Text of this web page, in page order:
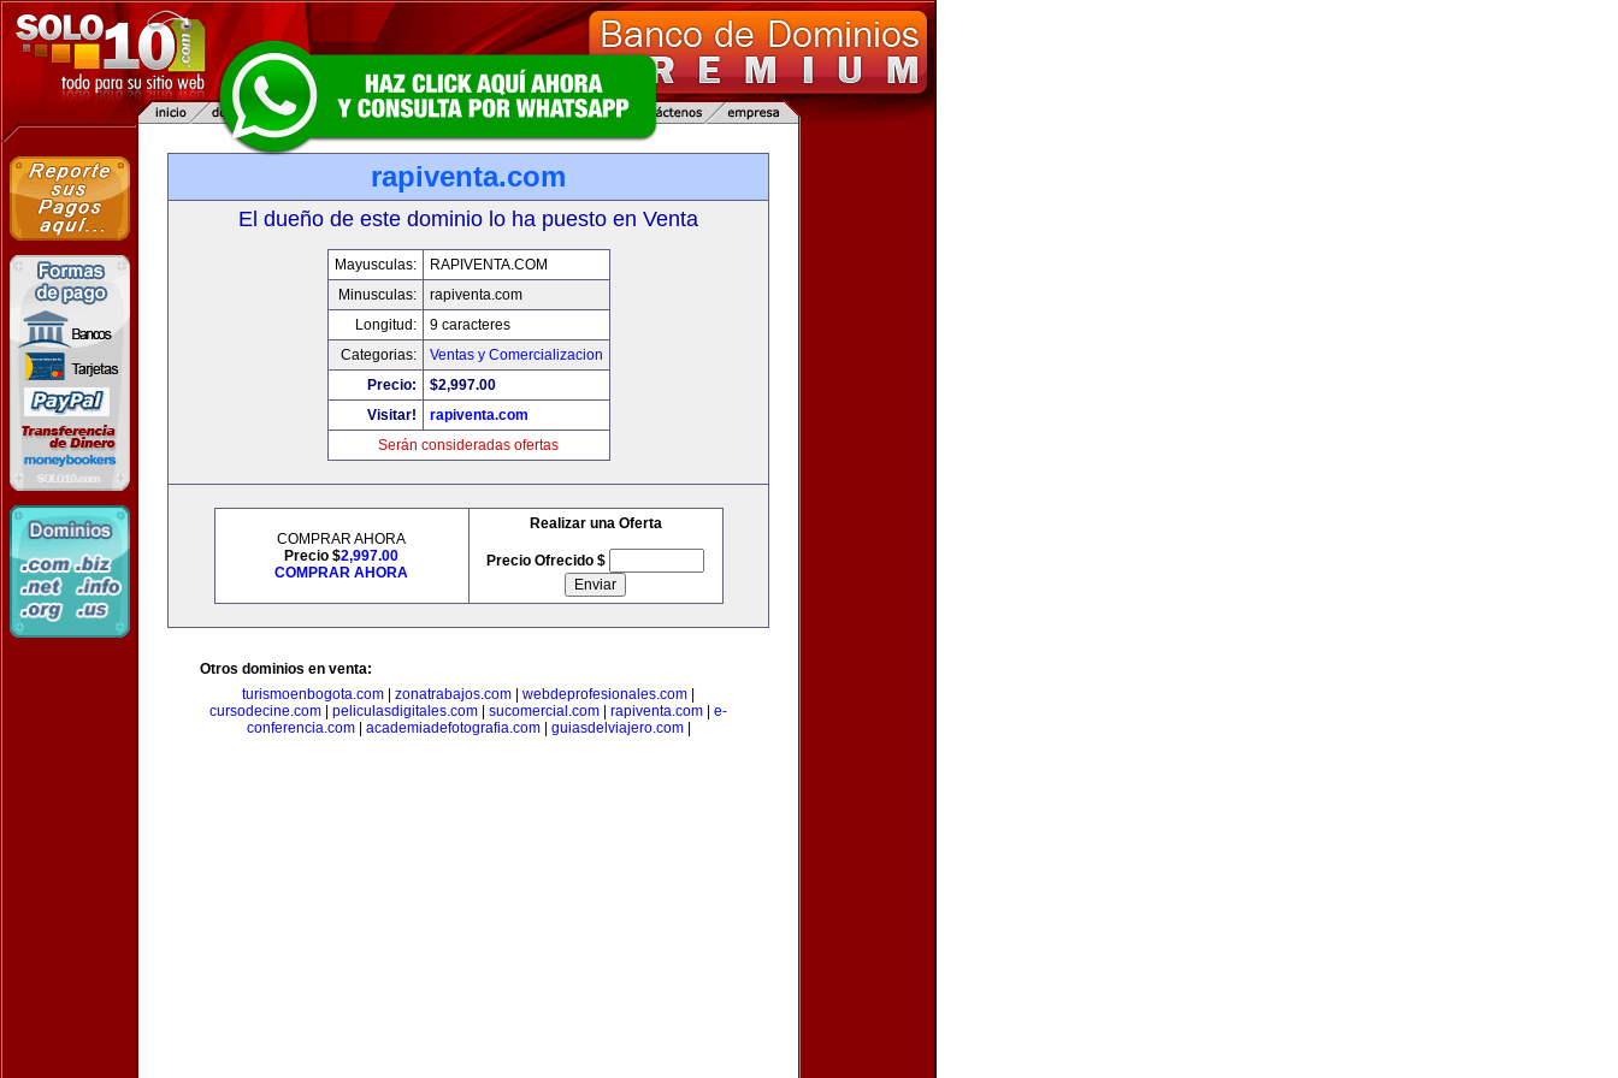
rapiventa.com
El dueño de este dominio lo ha puesto en Venta
Mayusculas:
RAPIVENTA.COM
Minusculas:
rapiventa.com
Longitud:
9 caracteres
Categorias:
Ventas y Comercializacion
Precio:
$2,997.00
Visitar!
rapiventa.com
Serán consideradas ofertas
COMPRAR AHORA
Precio $2,997.00
COMPRAR AHORA
Realizar una Oferta
Precio Ofrecido $
Otros dominios en venta:
turismoenbogota.com
zonatrabajos.com webdeprofesionales.com
cursodecine.com
peliculasdigitales.com sucomercial.com rapiventa.com
e-
conferencia.com| academiadefotografia.com| guiasdelviajero.com|